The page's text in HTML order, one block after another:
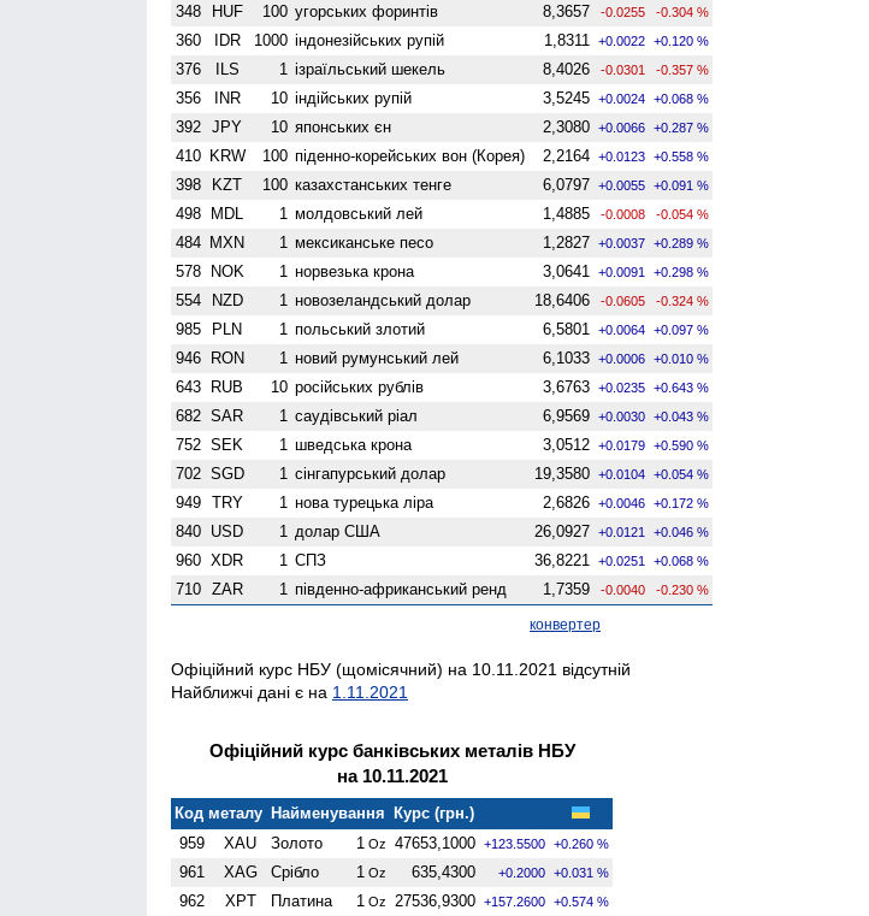
348 HUF 100 угорських форинтів 8,3657 -0.0255 -0.304 %
360 IDR 1000 індонезійських рупій 1,8311 +0.0022 +0.120 %
376 ILS 1 ізраїльський шекель 8,4026 -0.0301 -0.357 %
356 INR 10 індійських рупій 3,5245 +0.0024 +0.068 %
392 JPY 10 японських єн 2,3080 +0.0066 +0.287 %
410 KRW 100 піденно-корейських вон (Корея) 2,2164 +0.0123 +0.558 %
398 KZT 100 казахстанських тенге 6,0797 +0.0055 +0.091 %
498 MDL 1 молдовський лей 1,4885 -0.0008 -0.054 %
484 MXN 1 мексиканське песо 1,2827 +0.0037 +0.289 %
578 NOK 1 норвезька крона 3,0641 +0.0091 +0.298 %
554 NZD 1 ново­зеландський долар 18,6406 -0.0605 -0.324 %
985 PLN 1 польський злотий 6,5801 +0.0064 +0.097 %
946 RON 1 новий румунський лей 6,1033 +0.0006 +0.010 %
643 RUB 10 російських рублів 3,6763 +0.0235 +0.643 %
682 SAR 1 саудівський ріал 6,9569 +0.0030 +0.043 %
752 SEK 1 шведська крона 3,0512 +0.0179 +0.590 %
702 SGD 1 сінгапурський долар 19,3580 +0.0104 +0.054 %
949 TRY 1 нова турецька ліра 2,6826 +0.0046 +0.172 %
840 USD 1 долар США 26,0927 +0.0121 +0.046 %
960 XDR 1 СПЗ 36,8221 +0.0251 +0.068 %
710 ZAR 1 південно-африканський ренд 1,7359 -0.0040 -0.230 %
конвертер
Офіційний курс НБУ (щомісячний) на 10.11.2021 відсутній
Найближчі дані є на 1.11.2021
Офіційний курс банківських металів НБУ
на 10.11.2021
Код металу Найменування Курс (грн.)
959
XAU Золото 1 Oz 47653,1000 +123.5500 +0.260 %
961 XAG Срібло 1 Oz 635,4300 +0.2000 +0.031 %
962 XPT Платина 1 Oz 27536,9300 +157.2600 +0.574 %